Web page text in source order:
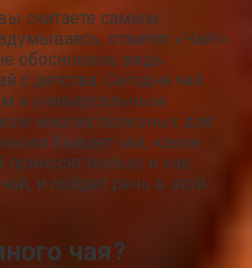
считаете самым
ответят «Чай!»
обоснована, ведь
с детства. Сегодня чай
и универсальным
многих полезных для
бывает чай, какие
пользу и как
и пойдет речь в этой
чая?